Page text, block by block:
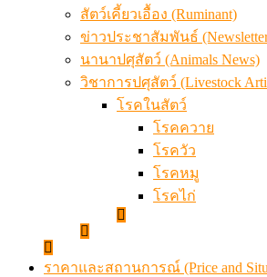
สัตว์เคี้ยวเอื้อง (Ruminant)
ข่าวประชาสัมพันธ์
นานาปศุสัตว์ (Animals News)
วิชาการปศุสัตว์ (Livestock
โรคในสัตว์
โรคควาย
โรควัว
โรคหมู
โรคไก่
ราคาและสถานการณ์ (Price and